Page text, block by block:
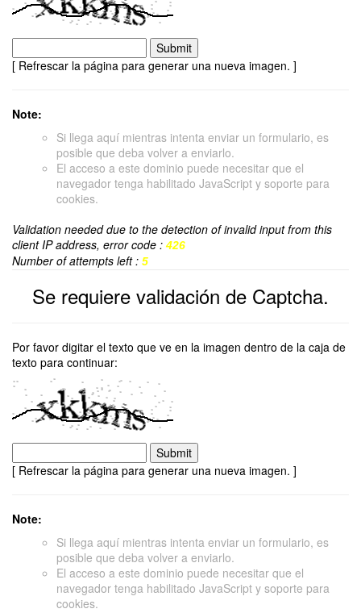
[ Refrescar la página para generar una nueva imagen. ]
Note:
Si llega aquí mientras intenta enviar un formulario, es
posible que deba volver a enviarlo.
El acceso a este dominio puede necesitar que el
navegador tenga habilitado JavaScript y soporte para
cookies.
Validation needed due to the detection of invalid input from this
client IP address, error code : 426
Number of attempts left : 5
Se requiere validación de Captcha.
Por favor digitar el texto que ve en la imagen dentro de la caja de
texto para continuar:
[ Refrescar la página para generar una nueva imagen. ]
Note:
Si llega aquí mientras intenta enviar un formulario, es
posible que deba volver a enviarlo.
El acceso a este dominio puede necesitar que el
navegador tenga habilitado JavaScript y soporte para
cookies.